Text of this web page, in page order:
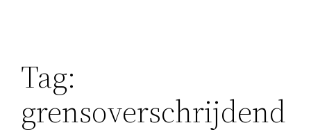
Tag:
grensoverschrijdend